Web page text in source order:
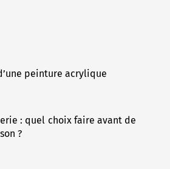
peinture acrylique
: quel choix faire avant de
?